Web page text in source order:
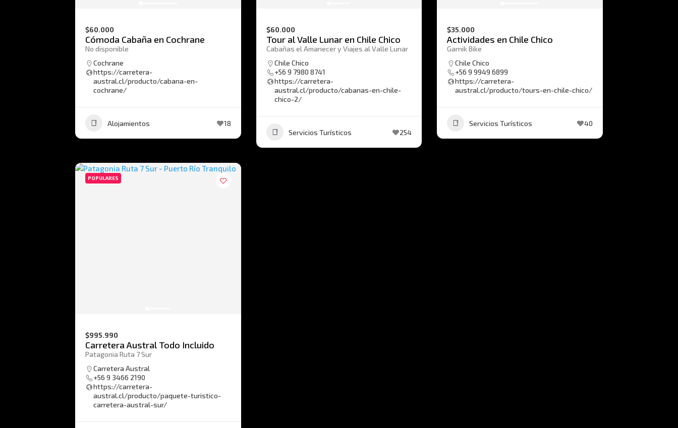
$60.000
Cómoda Cabaña en Cochrane
No disponible
Cochrane
https://carretera-
austral.cl/producto/cabana-en-
cochrane/
Alojamientos 18
$60.000
Tour al Valle Lunar en Chile Chico
Cabañas el Amanecer y Viajes al Valle Lunar
Chile Chico
+56 9 7980 8741
https://carretera-
austral.cl/producto/cabanas-en-chile-
chico-2/
Servicios Turísticos 254
$35.000
Actividades en Chile Chico
Garnik Bike
Chile Chico
+56 9 9949 6899
https://carretera-
austral.cl/producto/tours-en-chile-chico/
Servicios Turísticos 40
POPULARES
$995.990
Carretera Austral Todo Incluido
Patagonia Ruta 7 Sur
Carretera Austral
+56 9 3466 2190
https://carretera-
austral.cl/producto/paquete-turistico-
carretera-austral-sur/